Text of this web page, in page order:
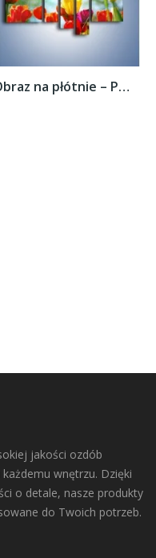
Obraz na płótnie – Pole polskich tulipanów...
jakości ozdób
wnętrzu. Dzięki
o detale, nasze produkty
do Twoich potrzeb.